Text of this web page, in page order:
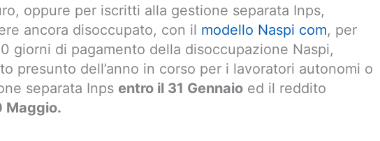
oppure per iscritti alla gestione separata Inps,
ancora disoccupato, con il modello Naspi com, per
giorni di pagamento della disoccupazione Naspi,
presunto dell’anno in corso per i lavoratori autonomi o
separata Inps entro il 31 Gennaio ed il reddito
Maggio.